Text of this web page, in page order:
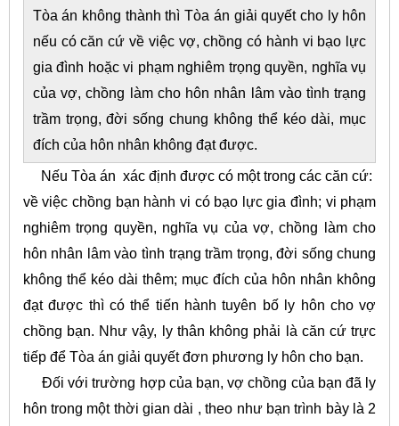
Tòa án không thành thì Tòa án giải quyết cho ly hôn
nếu có căn cứ về việc vợ, chồng có hành vi bạo lực
gia đình hoặc vi phạm nghiêm trọng quyền, nghĩa vụ
của vợ, chồng làm cho hôn nhân lâm vào tình trạng
trầm trọng, đời sống chung không thể kéo dài, mục
đích của hôn nhân không đạt được.
Nếu Tòa án xác định được có một trong các căn cứ:
về việc chồng bạn hành vi có bạo lực gia đình; vi phạm
nghiêm trọng quyền, nghĩa vụ của vợ, chồng làm cho
hôn nhân lâm vào tình trạng trầm trọng, đời sống chung
không thể kéo dài thêm; mục đích của hôn nhân không
đạt được thì có thể tiến hành tuyên bố ly hôn cho vợ
chồng bạn. Như vậy, ly thân không phải là căn cứ trực
tiếp để Tòa án giải quyết đơn phương ly hôn cho bạn.
Đối với trường hợp của bạn, vợ chồng của bạn đã ly
hôn trong một thời gian dài , theo như bạn trình bày là 2